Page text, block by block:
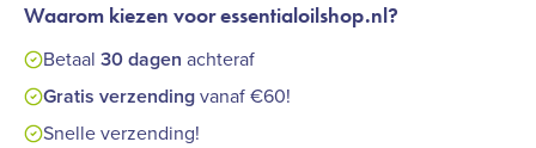
Waarom kiezen voor essentialoilshop.nl?
Betaal 30 dagen achteraf
Gratis verzendingvanaf €60!
Snelle verzending!